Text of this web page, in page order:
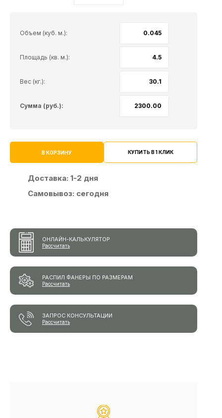
Объем (куб. м.):
Площадь (кв. м.):
Вес (кг.):
Сумма (руб.):
В КОРЗИНУ КУПИТЬ В 1 КЛИК
Доставка: 1-2 дня
Самовывоз: сегодня
ОНЛАЙН-КАЛЬКУЛЯТОР
Рассчитать
РАСПИЛ ФАНЕРЫ ПО РАЗМЕРАМ
Рассчитать
ЗАПРОС КОНСУЛЬТАЦИИ
Рассчитать